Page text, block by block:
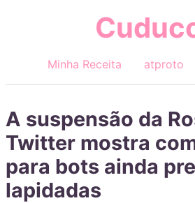
Minha Receita atproto
A suspensão da
Twitter mostra
para bots ainda
lapidadas